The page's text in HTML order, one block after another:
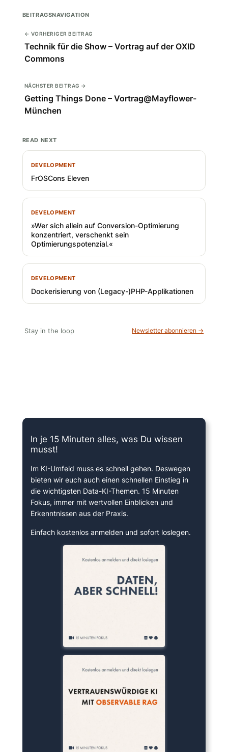
BEITRAGSNAVIGATION
← VORHERIGER BEITRAG
Technik für die Show – Vortrag auf der OXID
Commons
NÄCHSTER BEITRAG →
Getting Things Done – Vortrag@Mayflower-
München
READ NEXT
DEVELOPMENT
FrOSCons Eleven
DEVELOPMENT
»Wer sich allein auf Conversion-Optimierung
konzentriert, verschenkt sein
Optimierungspotenzial.«
DEVELOPMENT
Dockerisierung von (Legacy-)PHP-Applikationen
Stay in the loop Newsletter abonnieren →
In je 15 Minuten alles, was Du wissen
musst!
Im KI-Umfeld muss es schnell gehen. Deswegen
bieten wir euch auch einen schnellen Einstieg in
die wichtigsten Data-KI-Themen. 15 Minuten
Fokus, immer mit wertvollen Einblicken und
Erkenntnissen aus der Praxis.
Einfach kostenlos anmelden und sofort loslegen.